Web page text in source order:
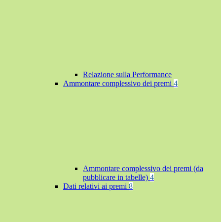
Relazione sulla Performance
Ammontare complessivo dei premi 4
Ammontare complessivo dei premi (da
pubblicare in tabelle) 4
Dati relativi ai premi 8